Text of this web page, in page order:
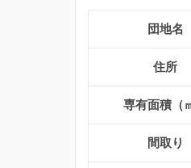
団地名
住所
専有面積（
間取り